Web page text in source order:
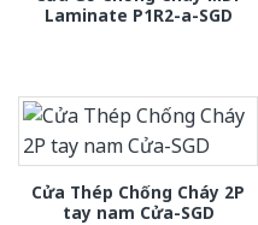
Laminate P1R2-a-SGD
Cửa Thép Chống Cháy 2P
tay nam Cửa-SGD